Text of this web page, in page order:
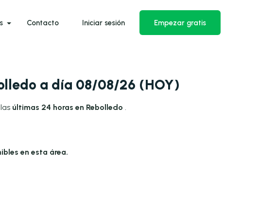
Contacto Iniciar sesión Empezar gratis
a día 08/08/26 (HOY)
últimas 24 horas en Rebolledo .
en esta área.